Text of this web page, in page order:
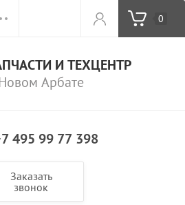
0
И ТЕХЦЕНТР
Арбате
495 99 77 398
Заказать
звонок